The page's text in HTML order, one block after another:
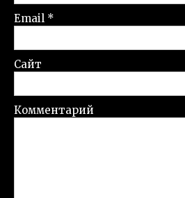
Email *
Сайт
Комментарий